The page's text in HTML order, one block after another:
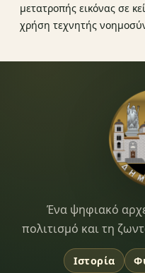
μετατροπής εικόνας σε
χρήση τεχνητής
Dimitsana.gr
Ένα ψηφιακό
πολιτισμό και τη
Ιστορία